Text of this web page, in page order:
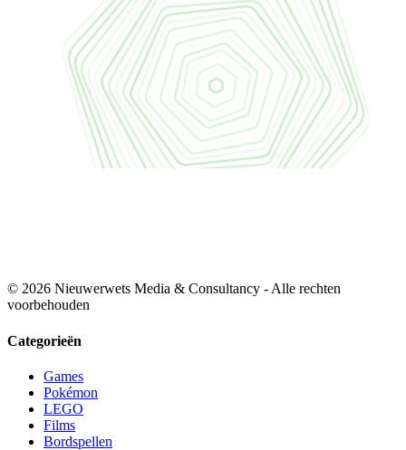
© 2026 Nieuwerwets Media & Consultancy - Alle rechten
voorbehouden
Categorieën
Games
Pokémon
LEGO
Films
Bordspellen